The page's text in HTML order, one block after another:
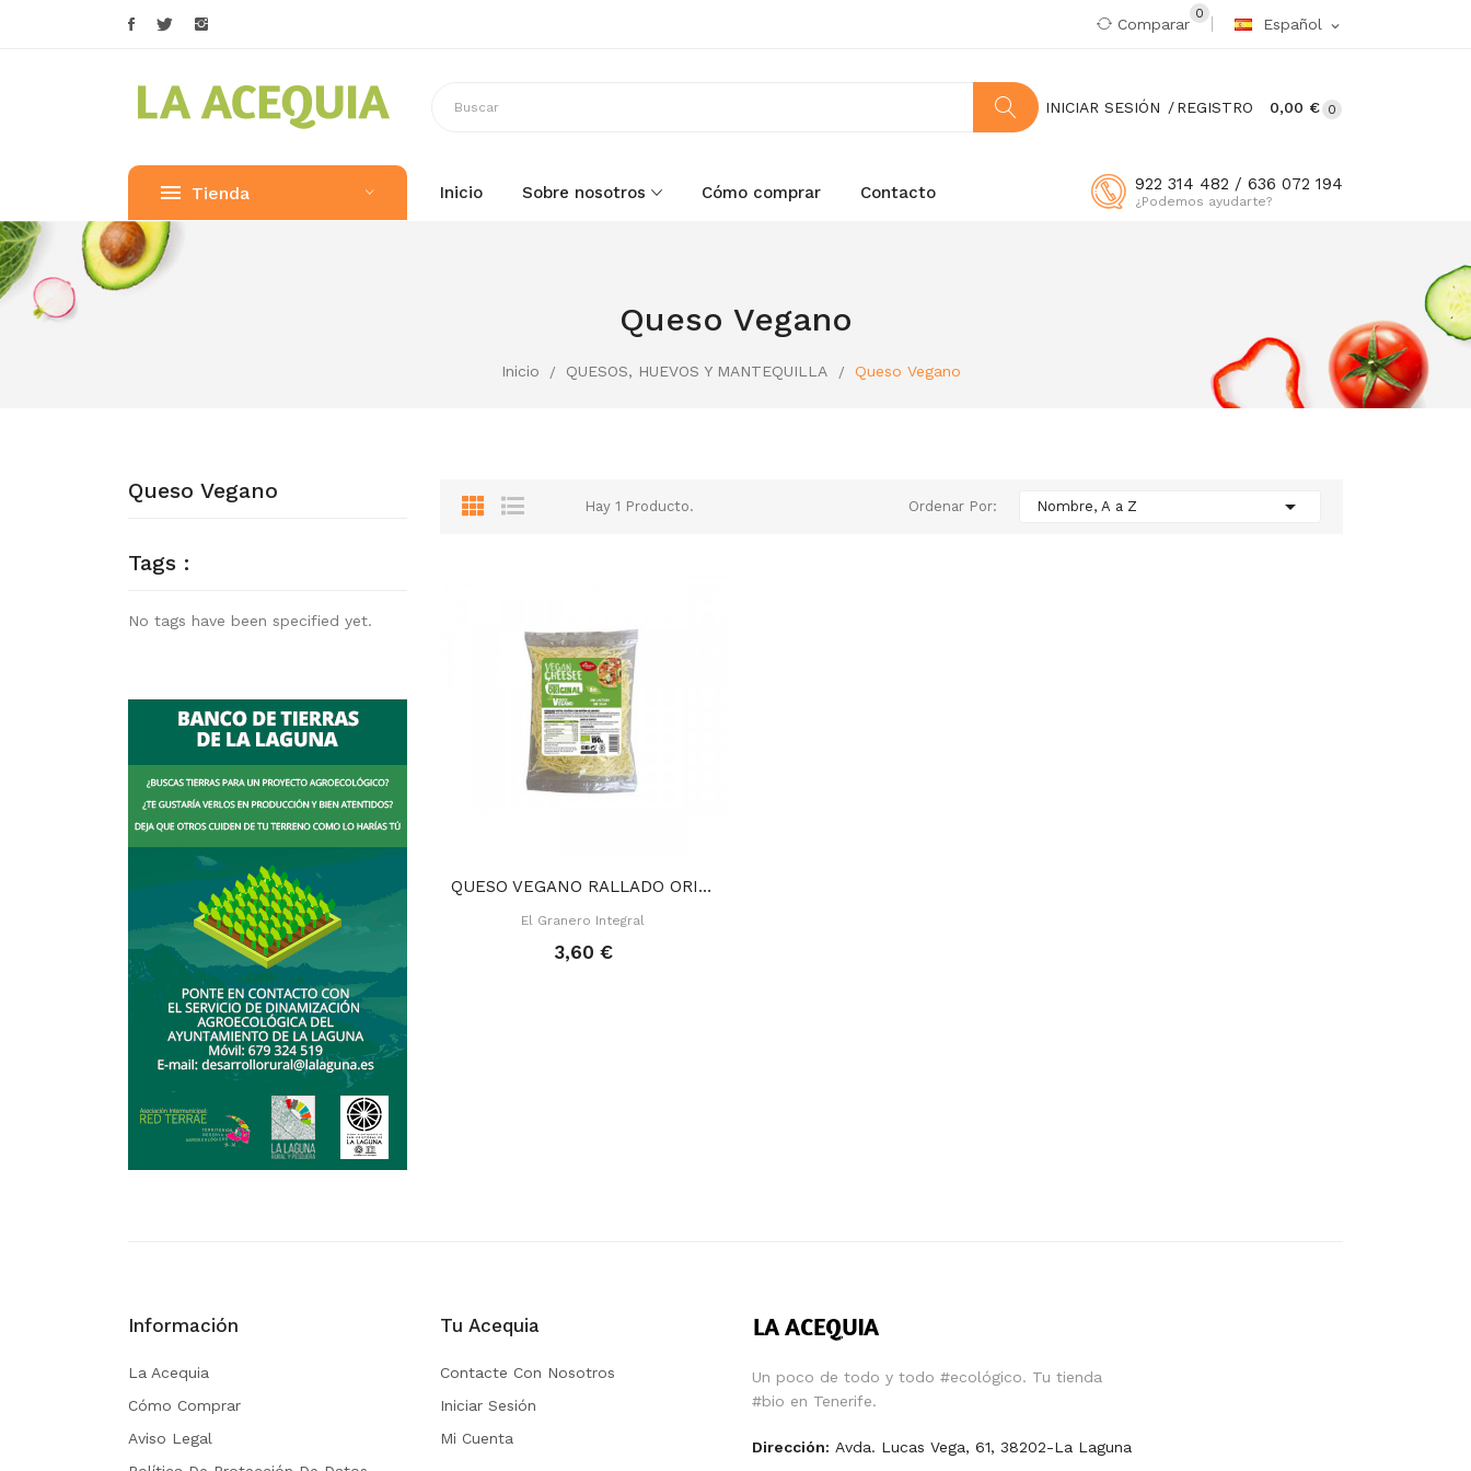
Español expand_more
Comparar
0
0
0,00 €
INICIAR SESIÓN REGISTRO
922 314 482 / 636 072 194
¿Podemos ayudarte?
Tienda Inicio Sobre nosotros Cómo comprar Contacto
Queso Vegano
Inicio QUESOS, HUEVOS Y MANTEQUILLA Queso Vegano
Queso Vegano
Tags :
No tags have been specified yet.
Hay 1 Producto. Ordenar Por: Nombre, A a Z 
QUESO VEGANO RALLADO ORIGINAL 150 GR
El Granero Integral
3,60 €
Información
La Acequia
Cómo Comprar
Aviso Legal
Tu Acequia
Contacte Con Nosotros
Iniciar Sesión
Mi Cuenta
Un poco de todo y todo #ecológico. Tu tienda
#bio en Tenerife.
Dirección: Avda. Lucas Vega, 61, 38202-La Laguna